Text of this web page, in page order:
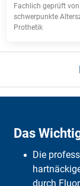
Fachlich geprüft von
schwerpunkte
Prothetik
Das
Die
durch